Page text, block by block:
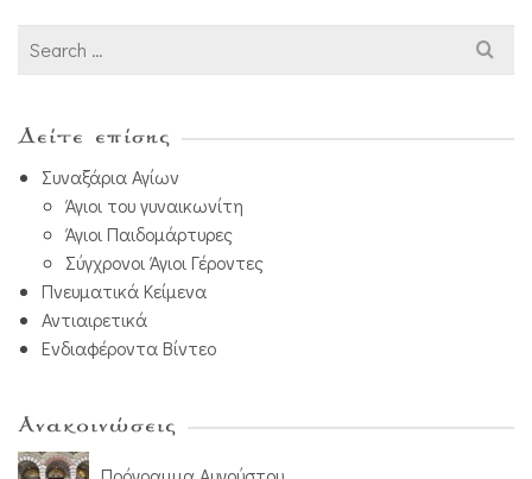
Search
Δείτε επίσης
Συναξάρια Αγίων
Άγιοι του γυναικωνίτη
Άγιοι Παιδομάρτυρες
Σύγχρονοι Άγιοι Γέροντες
Πνευματικά Κείμενα
Αντιαιρετικά
Ενδιαφέροντα Βίντεο
Ανακοινώσεις